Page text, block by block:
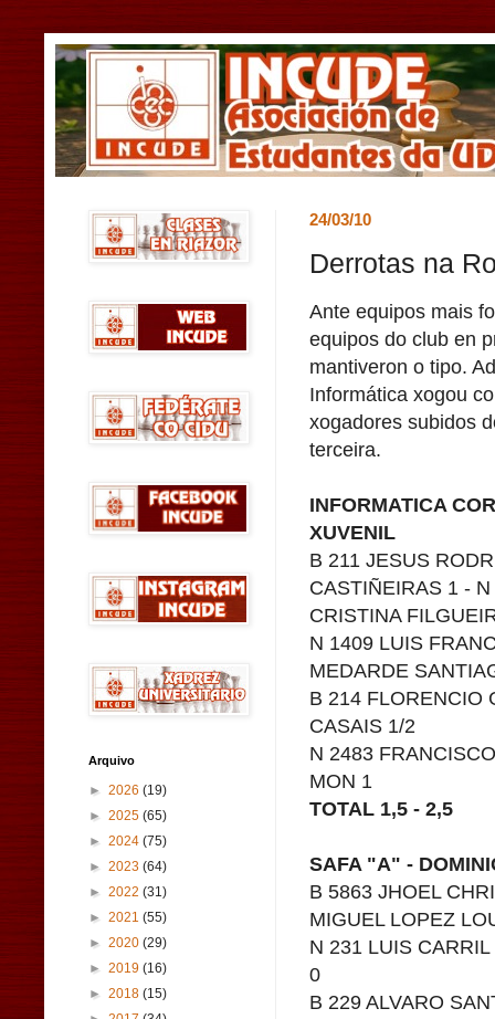
24/03/10
Derrotas na
Ante equipos mais
equipos do club en
mantiveron o tipo.
Informática xogou
xogadores subidos
terceira.
INFORMATICA
XUVENIL
B 211 JESUS
CASTIÑEIRAS 1 -
CRISTINA
N 1409 LUIS
MEDARDE
B 214 FLORENCIO
CASAIS 1/2
N 2483
MON 1
TOTAL 1,5 - 2,5
SAFA "A" -
B 5863 JHOEL
MIGUEL LOPEZ
N 231 LUIS
0
B 229 ALVARO
Arquivo
► 2026 (19)
► 2025 (65)
► 2024 (75)
► 2023 (64)
► 2022 (31)
► 2021 (55)
► 2020 (29)
► 2019 (16)
► 2018 (15)